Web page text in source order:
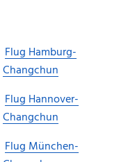
Flug Hamburg-
Changchun
Flug Hannover-
Changchun
Flug München-